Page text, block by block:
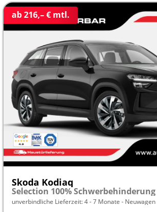
ab 216,– € mtl.
Skoda Kodiaq
unverbindliche Lieferzeit: 4 - 7 Monate Neuwagen